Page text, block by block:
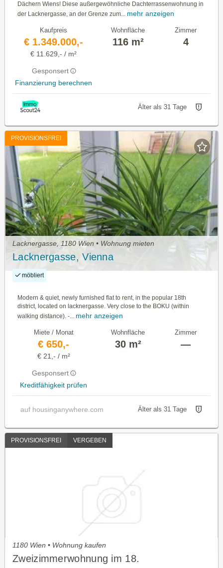
Dächern Wiens! Diese außergewöhnliche Dachterrassenwohnung in
der Lacknergasse, an der Grenze zum... mehr anzeigen
Kaufpreis
€ 1.349.000,-
€ 11.629,- / m²
Gesponsert
Finanzierung berechnen
Wohnfläche
116 m²
Zimmer
4
Älter als 31 Tage
PROVISIONSFREI
Lacknergasse, 1180 Wien • Wohnung mieten
Lacknergasse, Vienna
möbliert
Modern & quiet, newly furnished flat to rent, in the popular 18th
district, located on lacknergasse. Very close to the BOKU (within
walking distance). -...
mehr anzeigen
Miete / Monat
€ 650,-
€ 21,- / m²
Gesponsert
Kreditfähigkeit prüfen
Wohnfläche
30 m²
Zimmer
—
auf housinganywhere.com Älter als 31 Tage
PROVISIONSFREI VERGEBEN
1180 Wien • Wohnung kaufen
Zweizimmerwohnung im 18.